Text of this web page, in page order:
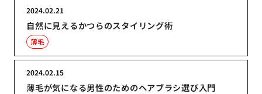
自然に見えるかつらのスタイリング術
2024.02.21
薄毛
薄毛が気になる男性のためのヘアブラシ選び入門
2024.02.15